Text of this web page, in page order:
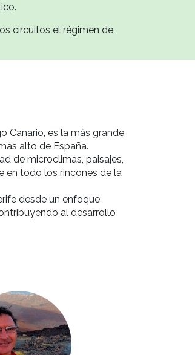
circuitos el régimen de
Canario, es la más grande
alto de España.
de microclimas, paisajes,
en todo los rincones de la
desde un enfoque
al desarrollo